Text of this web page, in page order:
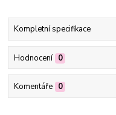
Kompletní specifikace
Hodnocení 0
Komentáře 0